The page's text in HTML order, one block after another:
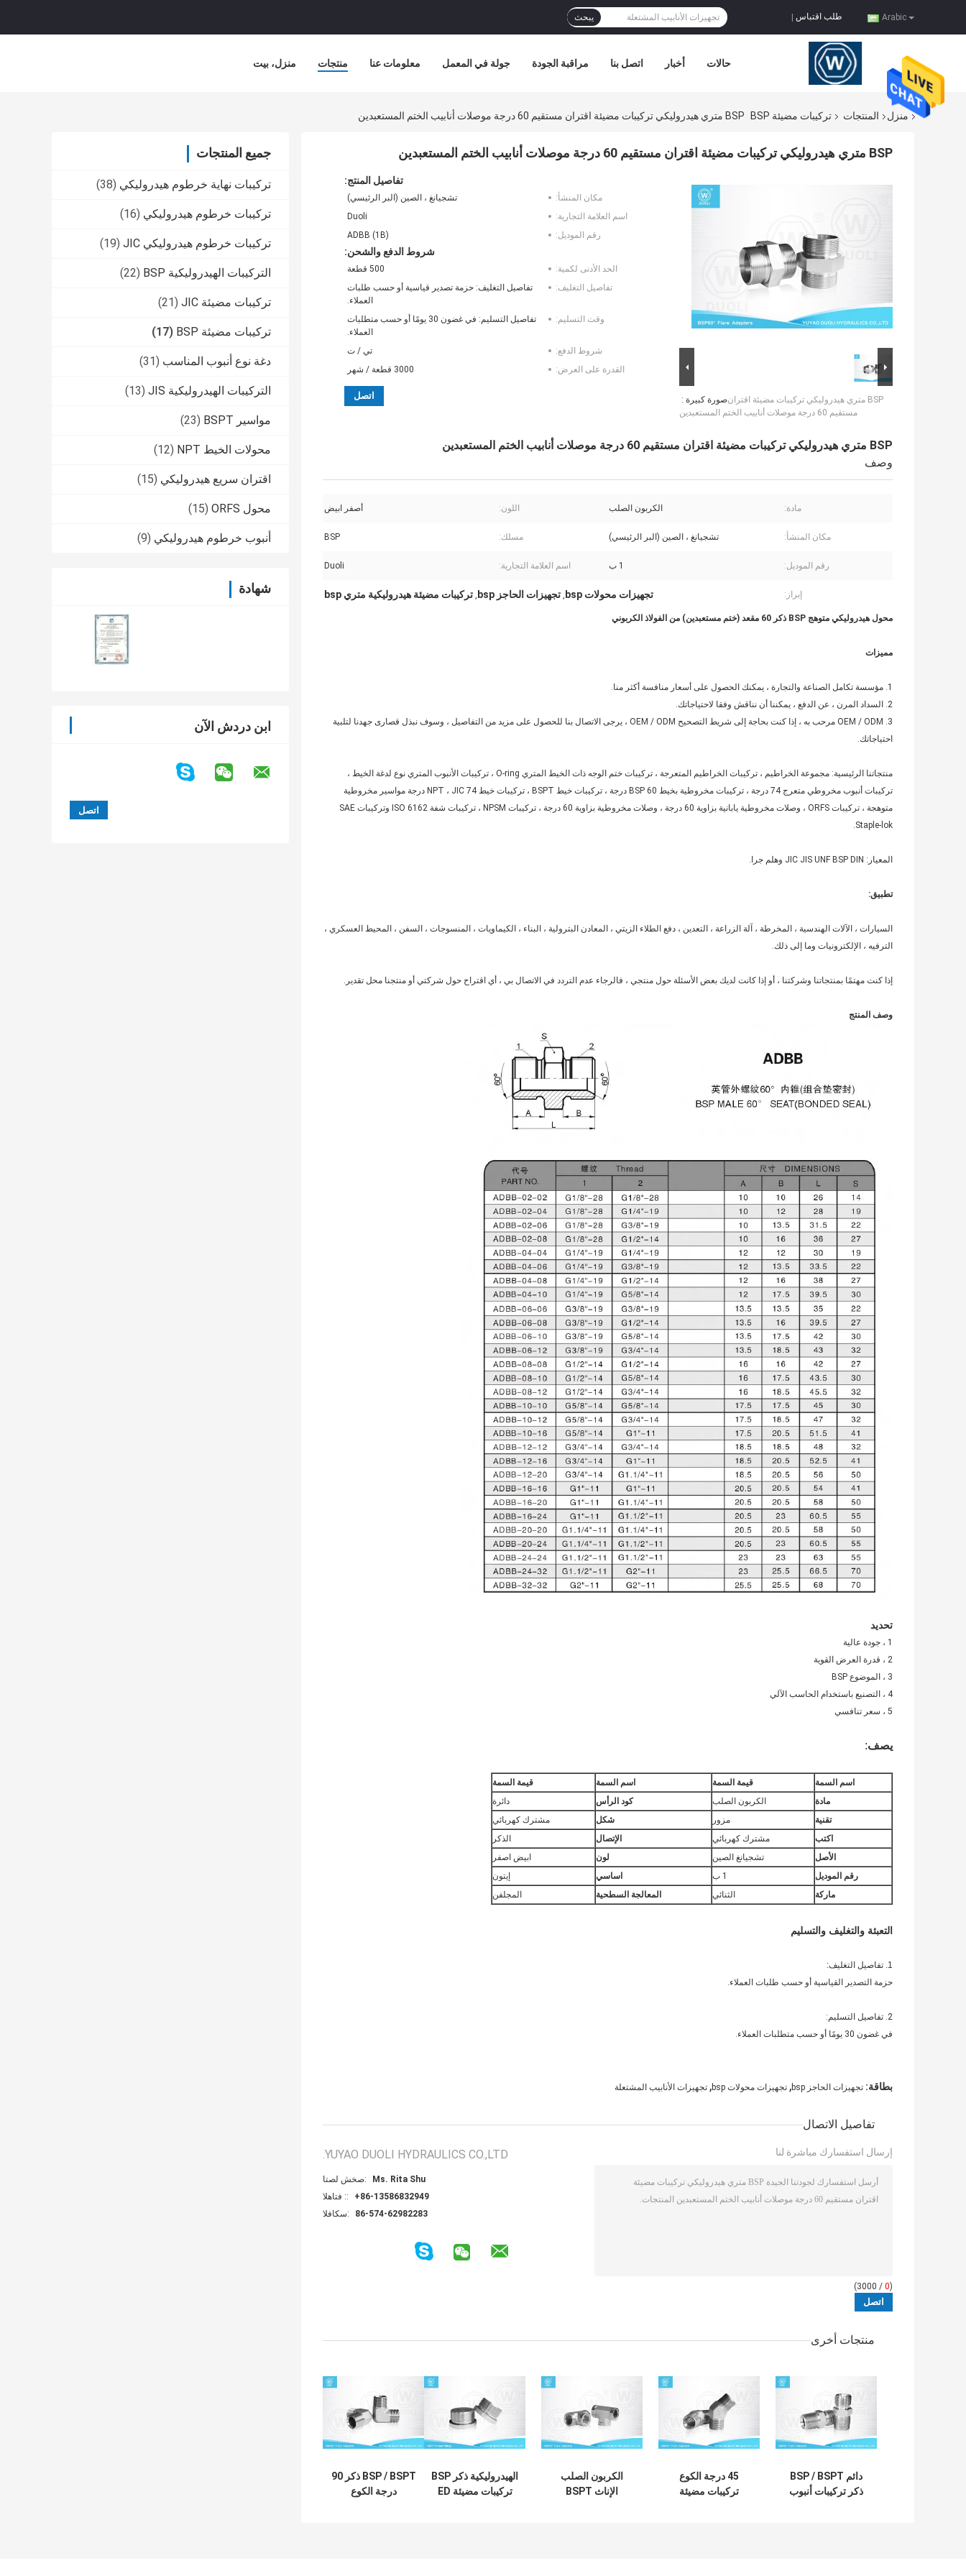
Arabic طلب اقتباس يبحث
منزل، بيت منتجات معلومات عنا جولة في المعمل مراقبة الجودة اتصل بنا أخبار حالات
منزل المنتجات تركيبات مضيئة BSP BSP متري هيدروليكي تركيبات مضيئة اقتران مستقيم 60 درجة موصلات أنابيب الختم المستعبدين
جميع المنتجات
تركيبات نهاية خرطوم هيدروليكي (38)
تركيبات خرطوم هيدروليكي (16)
تركيبات خرطوم هيدروليكي JIC (19)
التركيبات الهيدروليكية BSP (22)
تركيبات مضيئة JIC (21)
تركيبات مضيئة BSP (17)
دغة نوع أنبوب المناسب (31)
التركيبات الهيدروليكية JIS (13)
مواسير BSPT (23)
محولات الخيط NPT (12)
اقتران سريع هيدروليكي (15)
محول ORFS (15)
أنبوب خرطوم هيدروليكي (9)
شهادة
ابن دردش الآن
BSP متري هيدروليكي تركيبات مضيئة اقتران مستقيم 60 درجة موصلات أنابيب الختم المستعبدين
صورة كبيرة :BSP متري هيدروليكي تركيبات مضيئة اقتران
مستقيم 60 درجة موصلات أنابيب الختم المستعبدين
تفاصيل المنتج:
مكان المنشأ:
تشجيانغ ، الصين (البر الرئيسي)
اسم العلامة التجارية:
Duoli
رقم الموديل:
ADBB (1B)
شروط الدفع والشحن:
الحد الأدنى لكمية:
500 قطعة
تفاصيل التغليف:
تفاصيل التغليف: حزمة تصدير قياسية أو حسب طلبات
العملاء.
وقت التسليم:
تفاصيل التسليم: في غضون 30 يومًا أو حسب متطلبات
العملاء.
شروط الدفع:
تي / ت
القدرة على العرض:
3000 قطعة / شهر
اتصل
BSP متري هيدروليكي تركيبات مضيئة اقتران مستقيم 60 درجة موصلات أنابيب الختم المستعبدين
وصف
مادة: الكربون الصلب اللون: أصفر ابيض
مكان المنشأ: تشجيانغ ، الصين (البر الرئيسي) مسلك: BSP
رقم الموديل: 1 ب اسم العلامة التجارية: Duoli
إبراز: تجهيزات محولات bsp , تجهيزات الحاجز bsp , تركيبات مضيئة هيدروليكية متري bsp
محول هيدروليكي متوهج BSP ذكر 60 مقعد (ختم مستعبدين) من الفولاذ الكربوني
مميزات
1. مؤسسة تكامل الصناعة والتجارة ، يمكنك الحصول على أسعار منافسة أكثر منا.
2. السداد المرن ، عن الدفع ، يمكننا أن نناقش وفقا لاحتياجاتك.
3. OEM / ODM مرحب به ، إذا كنت بحاجة إلى شريط التصحيح OEM / ODM ، يرجى الاتصال بنا للحصول على مزيد من التفاصيل ، وسوف نبذل قصارى جهدنا لتلبية
احتياجاتك.
منتجاتنا الرئيسية: مجموعة الخراطيم ، تركيبات الخراطيم المتعرجة ، تركيبات ختم الوجه ذات الخيط المتري O-ring ، تركيبات الأنبوب المتري نوع لدغة الخيط ،
تركيبات أنبوب مخروطي متعرج 74 درجة ، تركيبات مخروطية بخيط BSP 60 درجة ، تركيبات خيط BSPT ، تركيبات خيط NPT ، JIC 74 درجة مواسير مخروطية
متوهجة ، تركيبات ORFS ، وصلات مخروطية يابانية بزاوية 60 درجة ، وصلات مخروطية بزاوية 60 درجة ، تركيبات NPSM ، تركيبات شفة ISO 6162 وتركيبات SAE
Staple-lok.
المعيار: JIC JIS UNF BSP DIN وهلم جرا.
تطبيق:
السيارات ، الآلات الهندسية ، المخرطة ، آلة الزراعة ، التعدين ، دفع الطلاء الزيتي ، المعادن البترولية ، البناء ، الكيماويات ، المنسوجات ، السفن ، المحيط العسكري ،
الترفيه ، الإلكترونيات وما إلى ذلك.
إذا كنت مهتمًا بمنتجاتنا وشركتنا ، أو إذا كانت لديك بعض الأسئلة حول منتجي ، فالرجاء عدم التردد في الاتصال بي ، أي اقتراح حول شركتي أو منتجنا محل تقدير.
وصف المنتج
تحديد
1 ، جودة عالية
2 ، قدرة العرض القوية
3 ، الموضوع BSP
4 ، التصنيع باستخدام الحاسب الآلي
5 ، سعر تنافسي
يصف:
اسم السمة قيمة السمة اسم السمة
قيمة السمة
مادة
الكربون الصلب كود الرأس
دائرة
تقنية
مزور شكل
مشترك كهربائي
اكتب
مشترك كهربائي الإتصال
الذكر
الأصل
تشجيانغ الصين لون
ابيض اصفر
رقم الموديل
1 ب اساسي
إيتون
ماركة
الثنائي المعالجة السطحية المجلفن
التعبئة والتغليف والتسليم
1. تفاصيل التغليف:
حزمة التصدير القياسية أو حسب طلبات العملاء.
2. تفاصيل التسليم:
في غضون 30 يومًا أو حسب متطلبات العملاء.
بطاقة: تجهيزات الحاجز bsp , تجهيزات محولات bsp , تجهيزات الأنابيب المشتعلة
تفاصيل الاتصال
YUYAO DUOLI HYDRAULICS CO.,LTD.
اتصل شخص:
Ms. Rita Shu
الهاتف ::
+86-13586832949
الفاكس:
86-574-62982283
إرسال استفسارك مباشرة لنا
(
0
/ 3000)
منتجات أخرى
دائم BSP / BSPT
ذكر تركيبات أنبوب
45 درجة الكوع
تركيبات مضيئة
الكربون الصلب
الإناث BSPT
الهيدروليكية ذكر BSP
تركيبات مضيئة ED
BSP / BSPT ذكر 90
درجة الكوع